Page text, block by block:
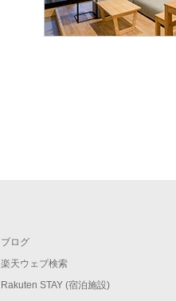
ブログ
楽天ウェブ検索
Rakuten STAY (宿泊施設)